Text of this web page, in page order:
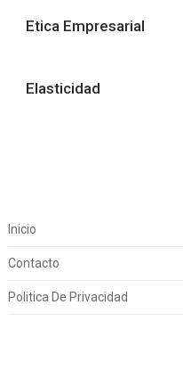
Etica Empresarial
Elasticidad
Inicio
Contacto
Politica De Privacidad